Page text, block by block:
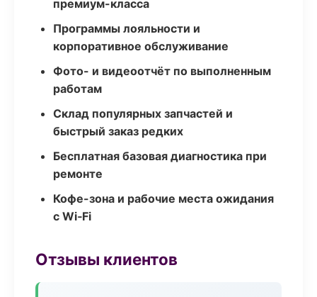
премиум-класса
Программы лояльности и
корпоративное обслуживание
Фото- и видеоотчёт по выполненным
работам
Склад популярных запчастей и
быстрый заказ редких
Бесплатная базовая диагностика при
ремонте
Кофе-зона и рабочие места ожидания
с Wi‑Fi
Отзывы клиентов